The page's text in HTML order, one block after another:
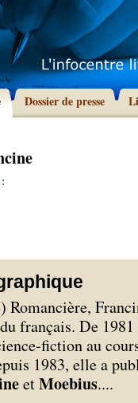
Dossier de presse
Romancière,
français. De
fiction au
1983, elle a
etMoebius....